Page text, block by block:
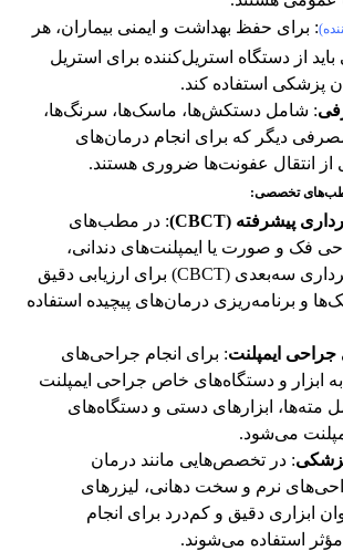
: برای حفظ بهداشت و ایمنی بیماران، هر
از دستگاه استریل‌کننده برای استریل
پزشکی استفاده کند​.
: شامل دستکش‌ها، ماسک‌ها، سرنگ‌ها،
دیگر که برای انجام درمان‌های
انتقال عفونت‌ها ضروری هستند​.
تخصصی:
پیشرفته (CBCT)
: در مطب‌های
فک و صورت یا ایمپلنت‌های دندانی،
دستگاه‌های تصویربرداری سه‌بعدی (CBCT) برای ارزیابی دقیق
و برنامه‌ریزی درمان‌های پیچیده استفاده
جراحی ایمپلنت: برای انجام جراحی‌های
به ابزار و دستگاه‌های خاص جراحی ایمپلنت
مته‌ها، ابزارهای دستی و دستگاه‌های
می‌شود​.
: در تخصص‌هایی مانند درمان
نرم و سخت دهانی، لیزرهای
ابزاری دقیق و کم‌درد برای انجام
استفاده می‌شوند​.